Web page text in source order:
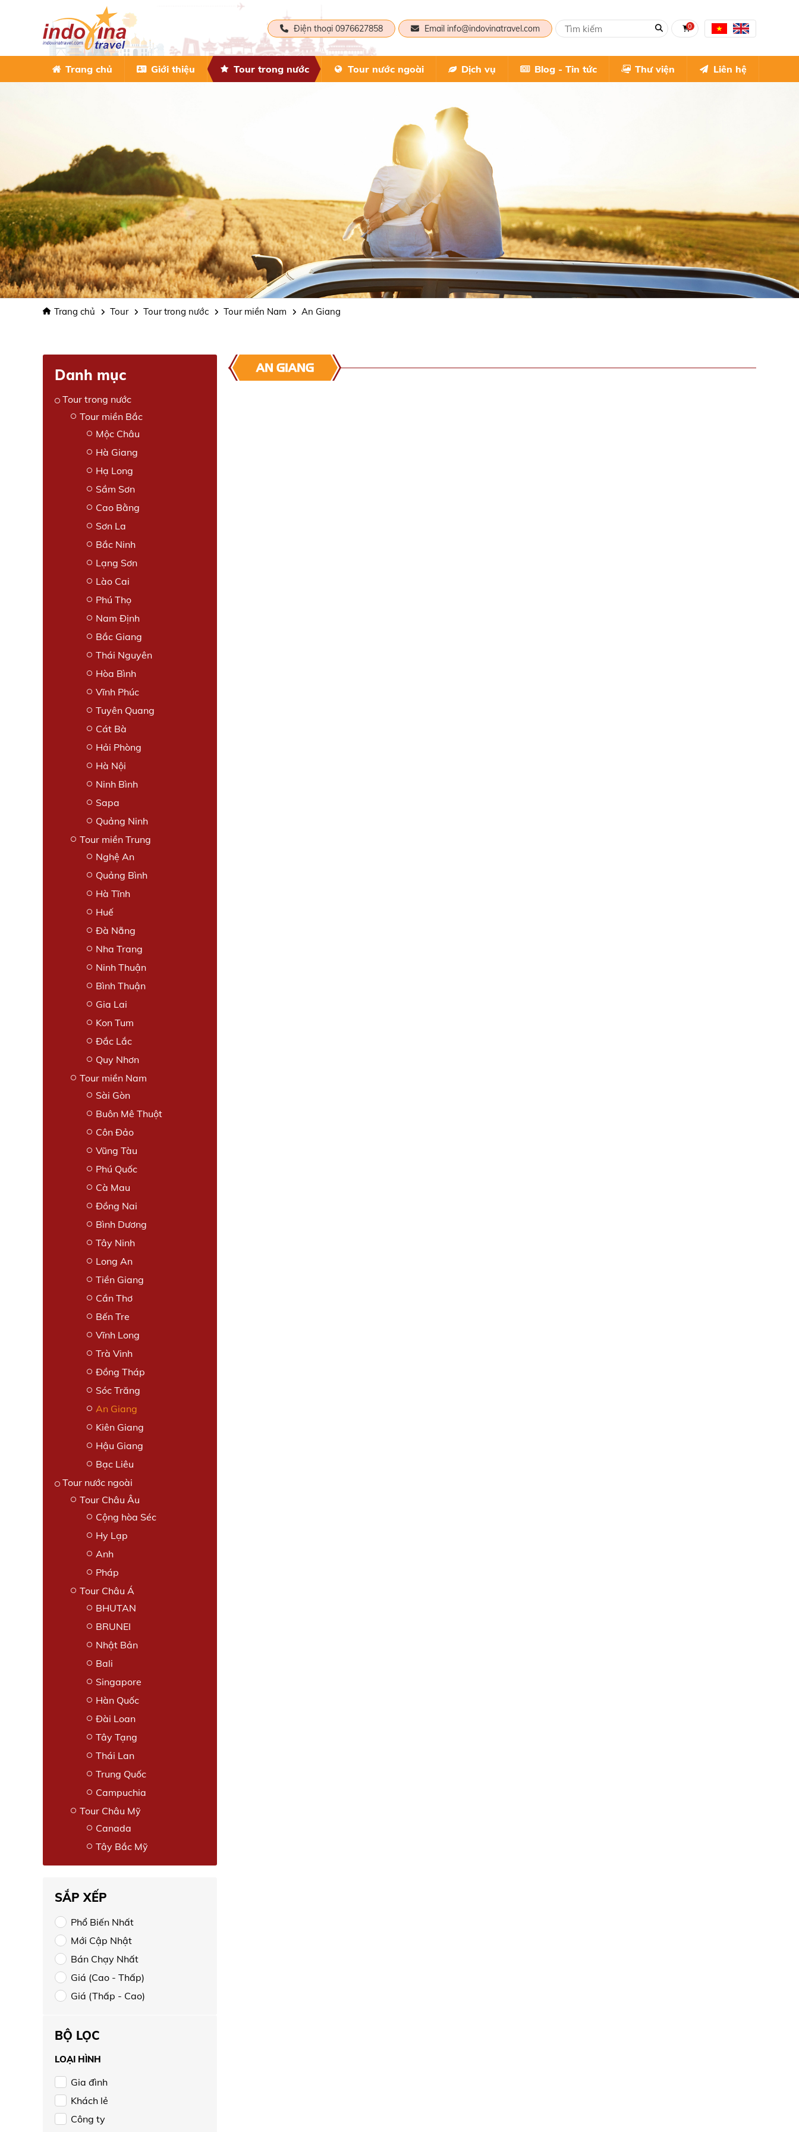
Điện thoại 0976627858 Email info@indovinatravel.com 0
Trang chủ Giới thiệu Tour trong nước Tour nước ngoài Dịch vụ Blog - Tin tức Thư viện Liên hệ
Trang chủ Tour Tour trong nước Tour miền Nam An Giang
Danh mục
Tour trong nước
Tour miền Bắc
Mộc Châu
Hà Giang
Hạ Long
Sầm Sơn
Cao Bằng
Sơn La
Bắc Ninh
Lạng Sơn
Lào Cai
Phú Thọ
Nam Định
Bắc Giang
Thái Nguyên
Hòa Bình
Vĩnh Phúc
Tuyên Quang
Cát Bà
Hải Phòng
Hà Nội
Ninh Bình
Sapa
Quảng Ninh
Tour miền Trung
Nghệ An
Quảng Bình
Hà Tĩnh
Huế
Đà Nẵng
Nha Trang
Ninh Thuận
Bình Thuận
Gia Lai
Kon Tum
Đắc Lắc
Quy Nhơn
Tour miền Nam
Sài Gòn
Buôn Mê Thuột
Côn Đảo
Vũng Tàu
Phú Quốc
Cà Mau
Đồng Nai
Bình Dương
Tây Ninh
Long An
Tiền Giang
Cần Thơ
Bến Tre
Vĩnh Long
Trà Vinh
Đồng Tháp
Sóc Trăng
An Giang
Kiên Giang
Hậu Giang
Bạc Liêu
Tour nước ngoài
Tour Châu Âu
Cộng hòa Séc
Hy Lạp
Anh
Pháp
Tour Châu Á
BHUTAN
BRUNEI
Nhật Bản
Bali
Singapore
Hàn Quốc
Đài Loan
Tây Tạng
Thái Lan
Trung Quốc
Campuchia
Tour Châu Mỹ
Canada
Tây Bắc Mỹ
SẮP XẾP
Phổ Biến Nhất
Mới Cập Nhật
Bán Chạy Nhất
Giá (Cao - Thấp)
Giá (Thấp - Cao)
BỘ LỌC
LOẠI HÌNH
Gia đình
Khách lẻ
Công ty
AN GIANG